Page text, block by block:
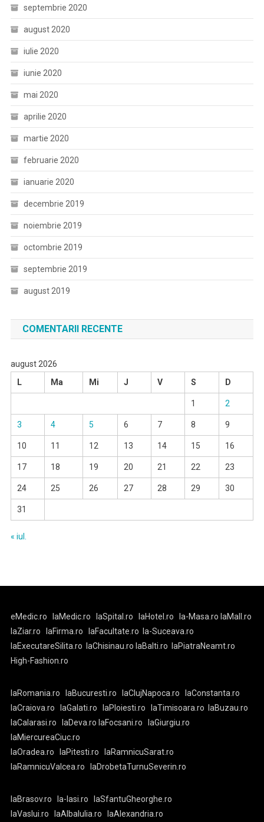
septembrie 2020
august 2020
iulie 2020
iunie 2020
mai 2020
aprilie 2020
martie 2020
februarie 2020
ianuarie 2020
decembrie 2019
noiembrie 2019
octombrie 2019
septembrie 2019
august 2019
COMENTARII RECENTE
august 2026
L
Ma Mi J V S D
1 2
3 4 5 6 7 8 9
10 11 12 13 14 15 16
17 18 19 20 21 22 23
24 25 26 27 28 29 30
31
« iul.
eMedic.ro laMedic.ro laSpital.ro laHotel.ro la-Masa.ro laMall.ro
laZiar.ro
laFirma.ro laFacultate.ro
la-Suceava.ro
laExecutareSilita.ro
laChisinau.ro laBalti.ro
laPiatraNeamt.ro
High-Fashion.ro
laRomania.ro laBucuresti.ro laClujNapoca.ro
laConstanta.ro
laCraiova.ro
laGalati.ro laPloiesti.ro laTimisoara.ro
laBuzau.ro
laCalarasi.ro
laDeva.ro laFocsani.ro
laGiurgiu.ro
laMiercureaCiuc.ro
laOradea.ro
laPitesti.ro
laRamnicuSarat.ro
laRamnicuValcea.ro
laDrobetaTurnuSeverin.ro
laBrasov.ro la-Iasi.ro
laSfantuGheorghe.ro
laVaslui.ro
laAlbaIulia.ro laAlexandria.ro